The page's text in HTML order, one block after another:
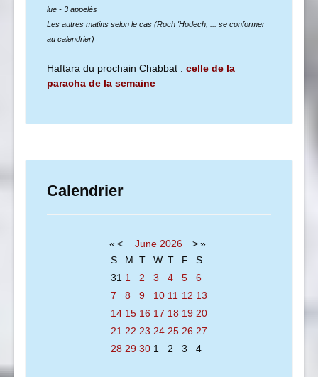
lue - 3 appelés
Les autres matins selon le cas (Roch 'Hodech, ... se conformer
au calendrier)
Haftara du prochain Chabbat : celle de la
paracha de la semaine
Calendrier
« < June 2026 >»
S
M T W T F
S
31 1 2 3 4 5
6
7
8 9 10 11 12 13
14 15 16 17 18 19 20
21 22 23 24 25 26 27
28 29 30 1 2 3 4